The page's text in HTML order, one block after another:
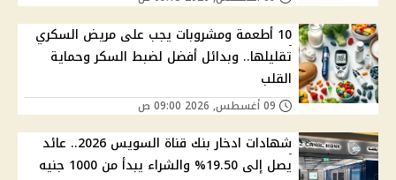
10 أطعمة ومشروبات يجب على مريض السكري
تقليلها.. وبدائل أفضل لضبط السكر وحماية
القلب
شهادات ادخار بنك قناة السويس 2026.. عائد
يصل إلى 19.50% والشراء يبدأ من 1000 جنيه